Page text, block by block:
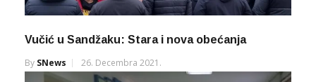
Vučić u Sandžaku: Stara i nova obećanja
By SNews 26. Decembra 2021.